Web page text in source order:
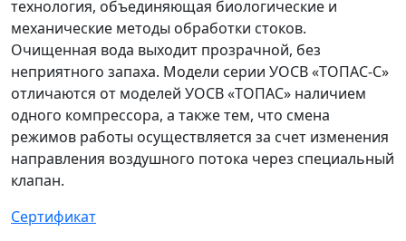
технология, объединяющая биологические и
механические методы обработки стоков.
Очищенная вода выходит прозрачной, без
неприятного запаха. Модели серии УОСВ «ТОПАС-С»
отличаются от моделей УОСВ «ТОПАС» наличием
одного компрессора, а также тем, что смена
режимов работы осуществляется за счет изменения
направления воздушного потока через специальный
клапан.
Сертификат